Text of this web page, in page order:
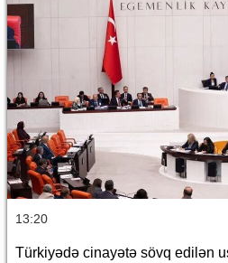
13:20
Türkiyədə cinayətə sövq edilən